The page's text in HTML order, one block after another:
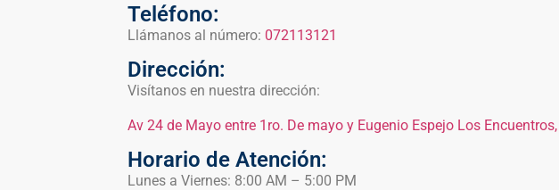
Teléfono:
Llámanos al número: 072113121
Dirección:
Visítanos en nuestra dirección:
Av 24 de Mayo entre 1ro. De mayo y Eugenio Espejo Los
Horario de Atención:
Lunes a Viernes: 8:00 AM – 5:00 PM